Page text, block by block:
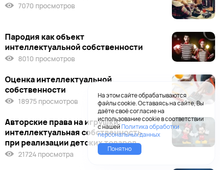
7070 просмотров
Пародия как объект
интеллектуальной собственности
8010 просмотров
Оценка интеллектуальной
собственности
18975 просмотров
Авторские права на игрушки:
интеллектуальная собственность
при реализации детских товаров
21724 просмотра
На этом сайте обрабатываются
файлы cookie. Оставаясь на сайте, Вы
даёте своё согласие на
использование cookie в соответствии
с нашейПолитика обработки
персональных данных
Понятно